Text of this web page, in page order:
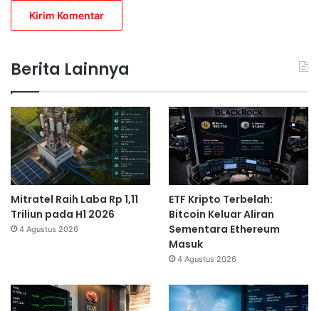
Berita Lainnya
Mitratel Raih Laba Rp 1,11
Triliun pada H1 2026
4 Agustus 2026
ETF Kripto Terbelah:
Bitcoin Keluar Aliran
Sementara Ethereum
Masuk
4 Agustus 2026